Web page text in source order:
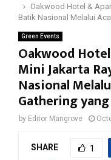
Oakwood Hotel &
Batik Nasional Melalui
Green Events
Oakwood
Mini Jakarta
Nasional
Gathering
by Editor Mangrove
SHARE 1